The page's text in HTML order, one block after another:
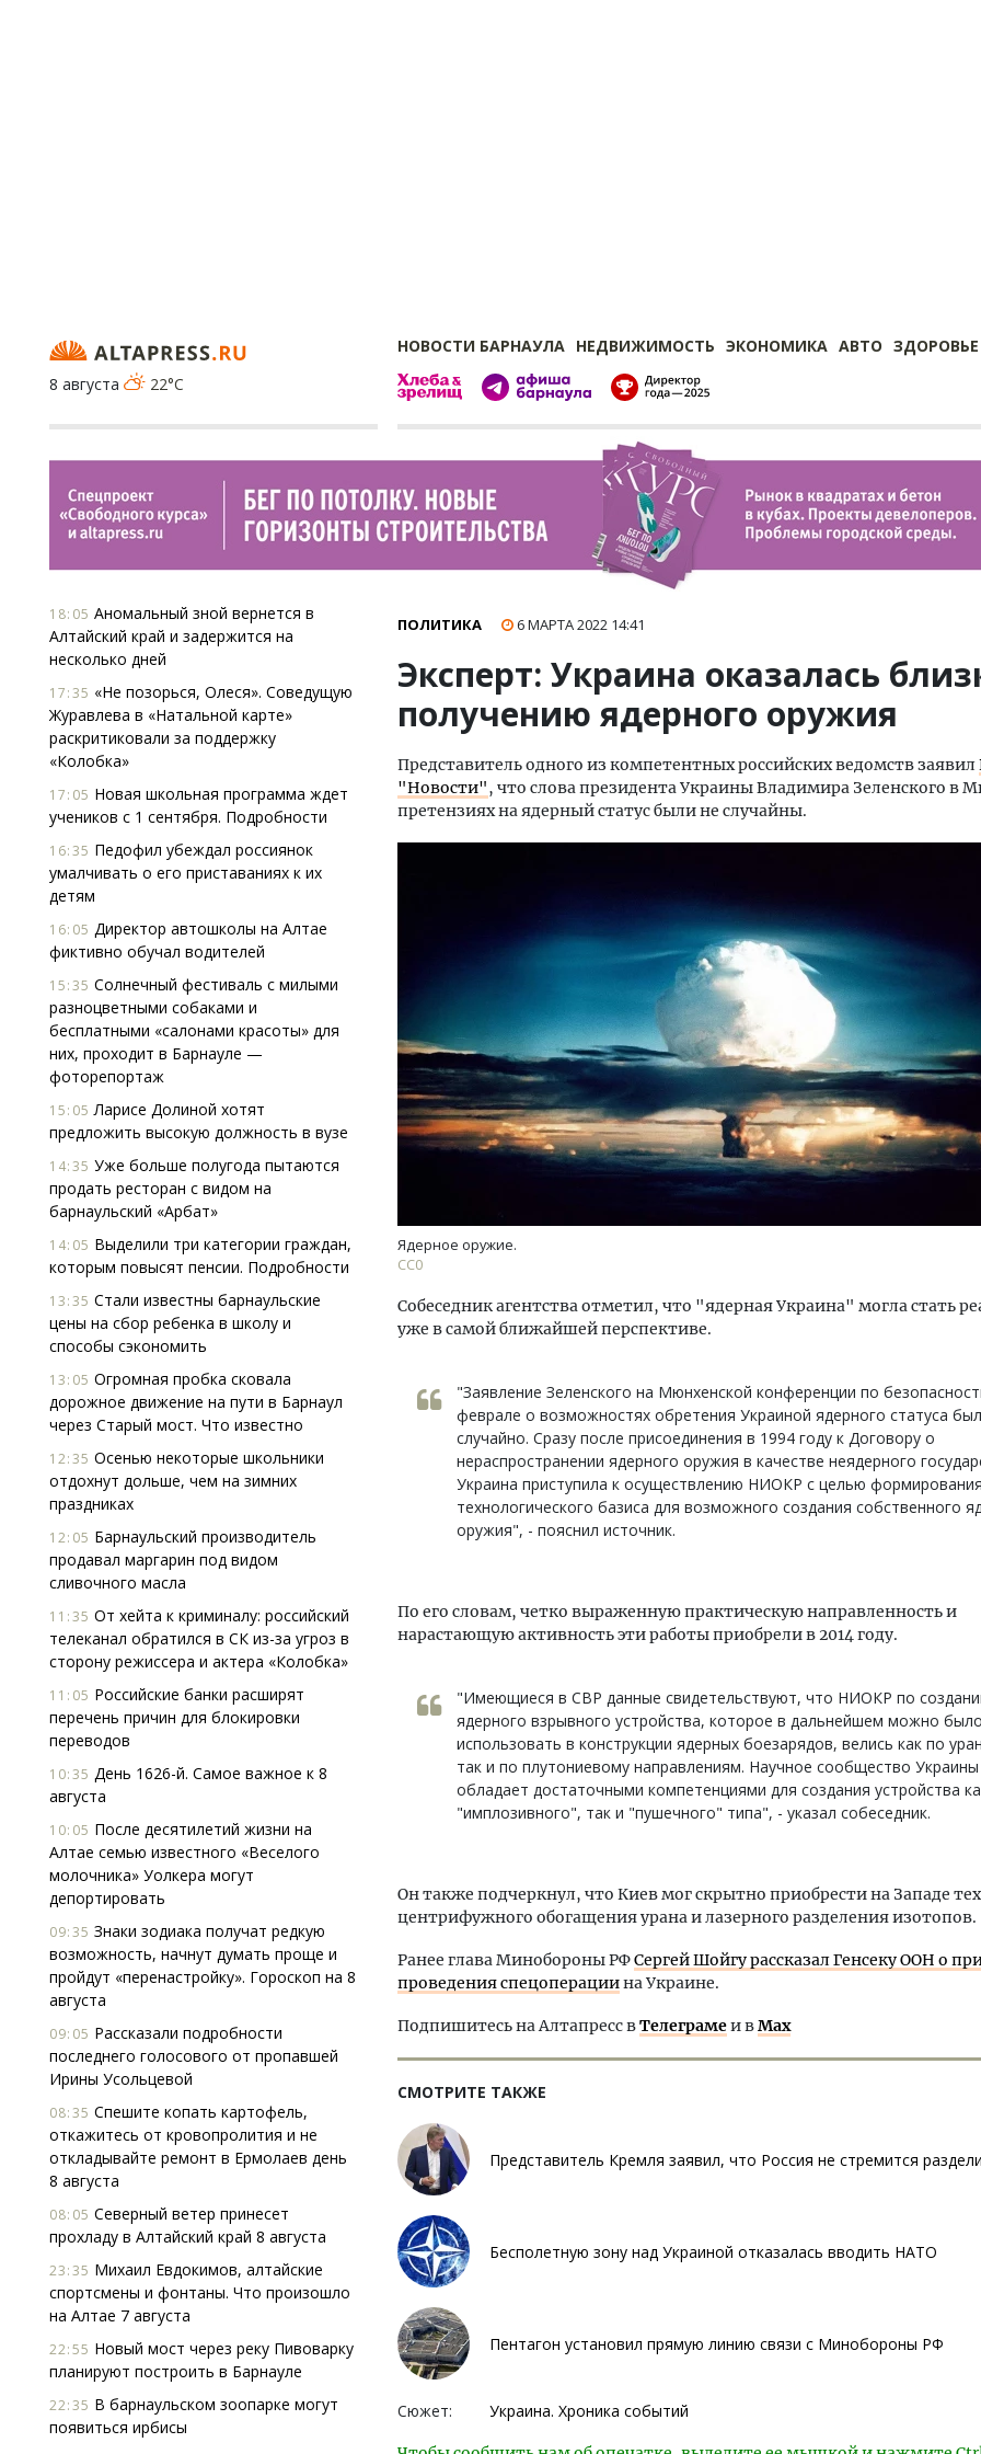
НОВОСТИ БАРНАУЛА НЕДВИЖИМОСТЬ ЭКОНОМИКА АВТО ЗДОРОВЬЕ
8 августа
22°C
18:05 Аномальный зной вернется в
Алтайский край и задержится на
несколько дней
17:35 «Не позорься, Олеся». Соведущую
Журавлева в «Натальной карте»
раскритиковали за поддержку
«Колобка»
17:05 Новая школьная программа ждет
учеников с 1 сентября. Подробности
16:35 Педофил убеждал россиянок
умалчивать о его приставаниях к их
детям
16:05 Директор автошколы на Алтае
фиктивно обучал водителей
15:35 Солнечный фестиваль с милыми
разноцветными собаками и
бесплатными «салонами красоты» для
них, проходит в Барнауле —
фоторепортаж
15:05 Ларисе Долиной хотят
предложить высокую должность в вузе
14:35 Уже больше полугода пытаются
продать ресторан с видом на
барнаульский «Арбат»
14:05 Выделили три категории граждан,
которым повысят пенсии. Подробности
13:35 Стали известны барнаульские
цены на сбор ребенка в школу и
способы сэкономить
13:05 Огромная пробка сковала
дорожное движение на пути в Барнаул
через Старый мост. Что известно
12:35 Осенью некоторые школьники
отдохнут дольше, чем на зимних
праздниках
12:05 Барнаульский производитель
продавал маргарин под видом
сливочного масла
11:35 От хейта к криминалу: российский
телеканал обратился в СК из-за угроз в
сторону режиссера и актера «Колобка»
11:05 Российские банки расширят
перечень причин для блокировки
переводов
10:35 День 1626-й. Самое важное к 8
августа
10:05 После десятилетий жизни на
Алтае семью известного «Веселого
молочника» Уолкера могут
депортировать
09:35 Знаки зодиака получат редкую
возможность, начнут думать проще и
пройдут «перенастройку». Гороскоп на 8
августа
09:05 Рассказали подробности
последнего голосового от пропавшей
Ирины Усольцевой
08:35 Спешите копать картофель,
откажитесь от кровопролития и не
откладывайте ремонт в Ермолаев день
8 августа
08:05 Северный ветер принесет
прохладу в Алтайский край 8 августа
23:35 Михаил Евдокимов, алтайские
спортсмены и фонтаны. Что произошло
на Алтае 7 августа
22:55 Новый мост через реку Пивоварку
планируют построить в Барнауле
22:35 В барнаульском зоопарке могут
появиться ирбисы
ПОЛИТИКА 6 МАРТА 2022 14:41
Эксперт: Украина оказалась
получению ядерного оружия
Представитель одного из компетентных российских ведомств заявил
"Новости", что слова президента Украины Владимира Зеленского в
претензиях на ядерный статус были не случайны.
Ядерное оружие.
СС0
Собеседник агентства отметил, что "ядерная Украина" могла стать
уже в самой ближайшей перспективе.
"Заявление Зеленского на Мюнхенской конференции по
феврале о возможностях обретения Украиной ядерного статуса
случайно. Сразу после присоединения в 1994 году к Договору о
нераспространении ядерного оружия в качестве неядерного
Украина приступила к осуществлению НИОКР с целью формирования
технологического базиса для возможного создания собственного
оружия", - пояснил источник.
По его словам, четко выраженную практическую направленность и
нарастающую активность эти работы приобрели в 2014 году.
"Имеющиеся в СВР данные свидетельствуют, что НИОКР по
ядерного взрывного устройства, которое в дальнейшем можно
использовать в конструкции ядерных боезарядов, велись как по
так и по плутониевому направлениям. Научное сообщество Украины
обладает достаточными компетенциями для создания устройства
"имплозивного", так и "пушечного" типа", - указал собеседник.
Он также подчеркнул, что Киев мог скрытно приобрести на Западе
центрифужного обогащения урана и лазерного разделения изотопов.
Ранее глава Минобороны РФСергей Шойгу рассказал Генсеку ООН о
проведения спецоперациина Украине.
Подпишитесь на Алтапресс вТелеграмеи вMax
СМОТРИТЕ ТАКЖЕ
Представитель Кремля заявил, что Россия не стремится
Бесполетную зону над Украиной отказалась вводить НАТО
Пентагон установил прямую линию связи с Минобороны РФ
Сюжет: Украина. Хроника событий
Архитектурный код начинается с
земли. Мощение крупноформатными
Ищем новые берега.
«Жилищной инициативы»